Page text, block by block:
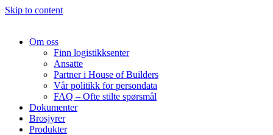
Skip to content
Om oss
Finn logistikksenter
Ansatte
Partner i House of Builders
Vår politikk for persondata
FAQ – Ofte stilte spørsmål
Dokumenter
Brosjyrer
Produkter